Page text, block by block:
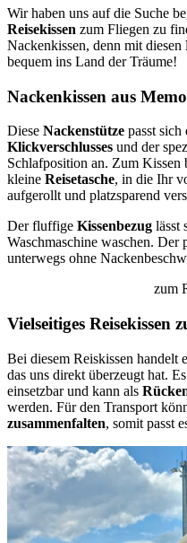
Wir haben uns auf die Suche
Reisekissen zum Fliegen zu
Nackenkissen, denn mit diesen
bequem ins Land der Träume!
Nackenkissen aus
Diese Nackenstütze passt sich
Klickverschlusses und der
Schlafposition an. Zum Kissen
kleine Reisetasche, in die Ihr
aufgerollt und platzsparend
Der fluffige Kissenbezug lässt
Waschmaschine waschen. Der
unterwegs ohne
zum
Vielseitiges Reisekissen
Bei diesem Reiskissen handelt
das uns direkt überzeugt hat.
einsetzbar und kann als
werden. Für den Transport
zusammenfalten, somit passt